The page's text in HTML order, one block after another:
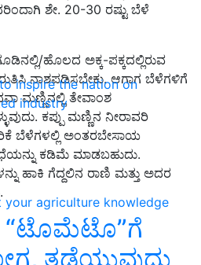
inspire the nation on
industry
your agriculture knowledge
ಶೇ. 20-30 ರಷ್ಟು ಬೆಳೆ
ಹೊಲದ ಅಕ್ಕ-ಪಕ್ಕದಲ್ಲಿರುವ
ನಾಶಪಡಿಸಬೇಕು. ಆಗಾಗ ಬೆಳೆಗಳಿಗೆ
ಮಣ್ಣಿನಲ್ಲಿ ತೇವಾಂಶ
ಕಪ್ಪು ಮಣ್ಣಿನ ನೀರಾವರಿ
ಬೆಳೆಗಳಲ್ಲಿ ಅಂತರಬೇಸಾಯ
ಕಡಿಮೆ ಮಾಡಬಹುದು.
ಹಾಕಿ ಗೆದ್ದಲಿನ ರಾಣಿ ಮತ್ತು ಅದರ
“ಟೊಮೆಟೊ”ಗೆ
ತಡೆಯುವುದು